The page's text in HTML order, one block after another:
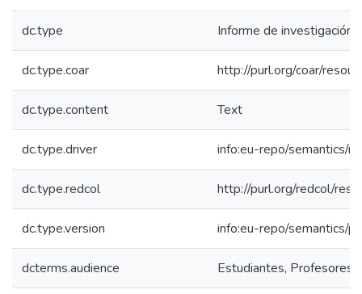
dc.type Informe de investigación
dc.type.coar http://purl.org/coar/
dc.type.content Text
dc.type.driver info:eu-repo/semantics/
dc.type.redcol http://purl.org/redcol/
dc.type.version info:eu-repo/semantics/
dcterms.audience Estudiantes, Profesores,